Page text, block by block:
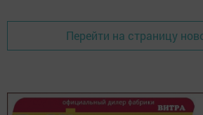
Перейти на страницу